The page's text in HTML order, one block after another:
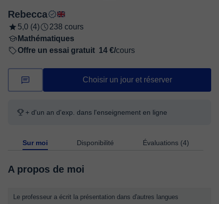
Rebecca
5,0 (4)
238 cours
Mathématiques
Offre un essai gratuit 14 €/cours
Choisir un jour et réserver
+ d'un an d'exp. dans l'enseignement en ligne
Sur moi Disponibilité Évaluations (4)
A propos de moi
Le professeur a écrit la présentation dans d'autres langues